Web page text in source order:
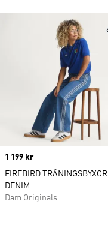
Price
1 199 kr
FIREBIRD TRÄNINGSBYXOR I
DENIM
Dam Originals